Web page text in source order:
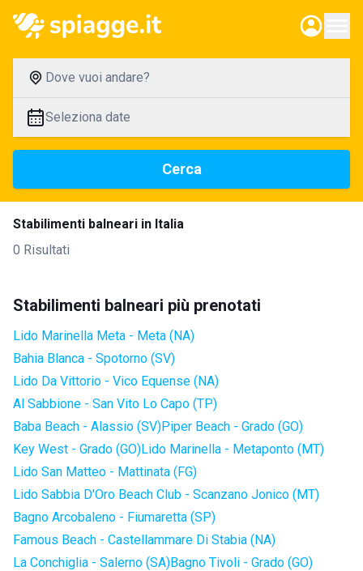
Dove vuoi andare?
Seleziona date
Cerca
Stabilimenti balneari in Italia
0 Risultati
Stabilimenti balneari più prenotati
Lido Marinella Meta - Meta (NA)
Bahia Blanca - Spotorno (SV)
Lido Da Vittorio - Vico Equense (NA)
Al Sabbione - San Vito Lo Capo (TP)
Baba Beach - Alassio (SV)Piper Beach - Grado (GO)
Key West - Grado (GO)Lido Marinella - Metaponto (MT)
Lido San Matteo - Mattinata (FG)
Lido Sabbia D'Oro Beach Club - Scanzano Jonico (MT)
Bagno Arcobaleno - Fiumaretta (SP)
Famous Beach - Castellammare Di Stabia (NA)
La Conchiglia - Salerno (SA)Bagno Tivoli - Grado (GO)